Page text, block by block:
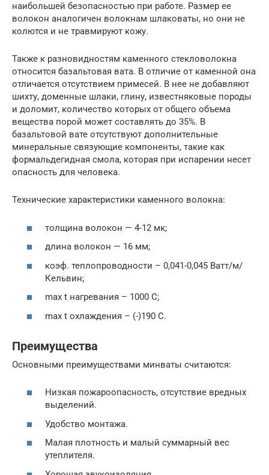
наибольшей безопасностью при работе. Размер ее
волокон аналогичен волокнам шлаковаты, но они не
колются и не травмируют кожу.
Также к разновидностям каменного стекловолокна
относится базальтовая вата. В отличие от каменной она
отличается отсутствием примесей. В нее не добавляют
шихту, доменные шлаки, глину, известняковые породы
и доломит, количество которых от общего объема
вещества порой может составлять до 35%. В
базальтовой вате отсутствуют дополнительные
минеральные связующие компоненты, такие как
формальдегидная смола, которая при испарении несет
опасность для человека.
Технические характеристики каменного волокна:
толщина волокон — 4-12 мк;
длина волокон — 16 мм;
коэф. теплопроводности – 0,041-0,045 Ватт/м/
Кельвин;
max t нагревания – 1000 С;
max t охлаждения – (-)190 С.
Преимущества
Основными преимуществами минваты считаются:
Низкая пожароопасность, отсутствие вредных
выделений.
Удобство монтажа.
Малая плотность и малый суммарный вес
утеплителя.